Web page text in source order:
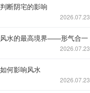
断阴宅的影响
2026.07.23
水的最高境界——形气合一
2026.07.23
何影响风水
2026.07.23